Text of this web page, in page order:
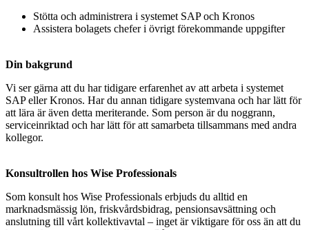
Stötta och administrera i systemet SAP och Kronos
Assistera bolagets chefer i övrigt förekommande uppgifter
Din bakgrund
Vi ser gärna att du har tidigare erfarenhet av att arbeta i systemet
SAP eller Kronos. Har du annan tidigare systemvana och har lätt för
att lära är även detta meriterande. Som person är du noggrann,
serviceinriktad och har lätt för att samarbeta tillsammans med andra
kollegor.
Konsultrollen hos Wise Professionals
Som konsult hos Wise Professionals erbjuds du alltid en
marknadsmässig lön, friskvårdsbidrag, pensionsavsättning och
anslutning till vårt kollektivavtal – inget är viktigare för oss än att du